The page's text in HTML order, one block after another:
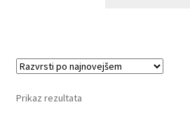
Prikaz rezultata